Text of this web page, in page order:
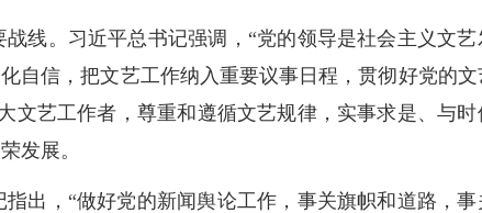
线。习近平总书记强调，“党的领导是社会主义文艺
自信，把文艺工作纳入重要议事日程，贯彻好党的
文艺工作者，尊重和遵循文艺规律，实事求是、与时
发展。
出，“做好党的新闻舆论工作，事关旗帜和道路，事